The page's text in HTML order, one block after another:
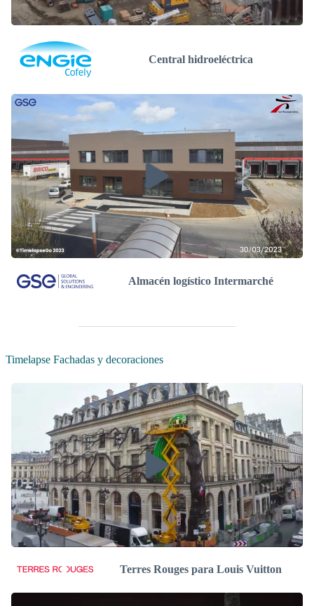
Central hidroeléctrica
Almacén logístico Intermarché
Timelapse Fachadas y decoraciones
Terres Rouges para Louis Vuitton